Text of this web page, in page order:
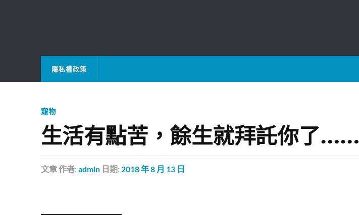
隱私權政策
寵物
生活有點苦，餘生就拜託你了……
文章作者: admin 日期: 2018 年 8 月 13 日